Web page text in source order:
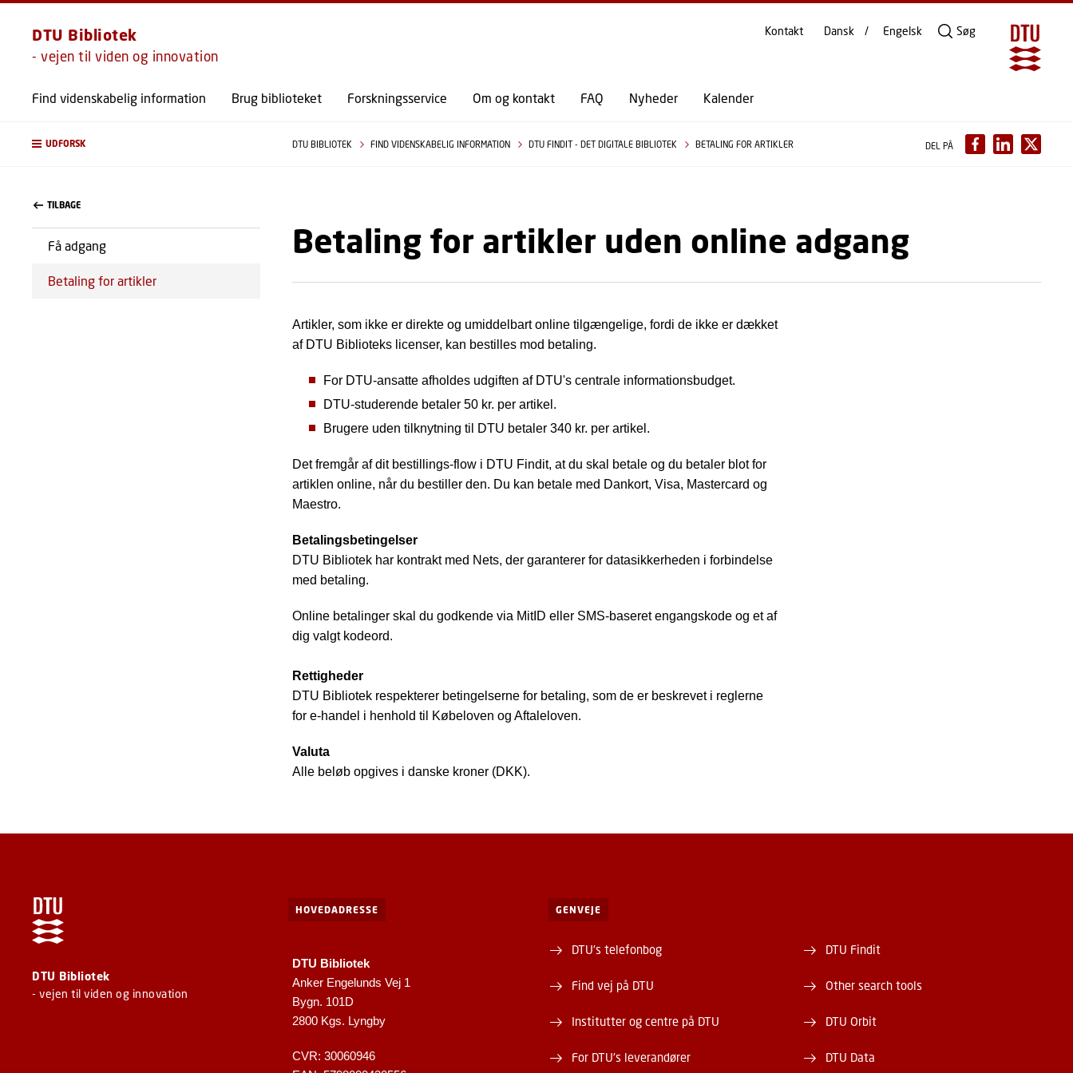
GÅ TIL PRIMÆRT INDHOLD (TRYK ENTER).
DTU Bibliotek
- vejen til viden og innovation
Find videnskabelig information Brug biblioteket Forskningsservice Om og kontakt FAQ Nyheder Kalender
Kontakt Dansk Engelsk Søg
UDFORSK DTU BIBLIOTEK FIND VIDENSKABELIG INFORMATION DTU FINDIT - DET DIGITALE BIBLIOTEK BETALING FOR ARTIKLER DEL PÅ
TILBAGE
Få adgang
Betaling for artikler
Betaling for artikler uden online adgang
Artikler, som ikke er direkte og umiddelbart online tilgængelige, fordi de ikke er dækket
af DTU Biblioteks licenser, kan bestilles mod betaling.
For DTU-ansatte afholdes udgiften af DTU's centrale informationsbudget.
DTU-studerende betaler 50 kr. per artikel.
Brugere uden tilknytning til DTU betaler 340 kr. per artikel.
Det fremgår af dit bestillings-flow i DTU Findit, at du skal betale og du betaler blot for
artiklen online, når du bestiller den. Du kan betale med Dankort, Visa, Mastercard og
Maestro.
Betalingsbetingelser
DTU Bibliotek har kontrakt med Nets, der garanterer for datasikkerheden i forbindelse
med betaling.
Online betalinger skal du godkende via MitID eller SMS-baseret engangskode og et af
dig valgt kodeord.
Rettigheder
DTU Bibliotek respekterer betingelserne for betaling, som de er beskrevet i reglerne
for e-handel i henhold til Købeloven og Aftaleloven.
Valuta
Alle beløb opgives i danske kroner (DKK).
DTU Bibliotek
- vejen til viden og innovation
HOVEDADRESSE
DTU Bibliotek
Anker Engelunds Vej 1
Bygn. 101D
2800 Kgs. Lyngby
CVR: 30060946
GENVEJE
DTU's telefonbog
Find vej på DTU
Institutter og centre på DTU
For DTU's leverandører
DTU Findit
Other search tools
DTU Orbit
DTU Data